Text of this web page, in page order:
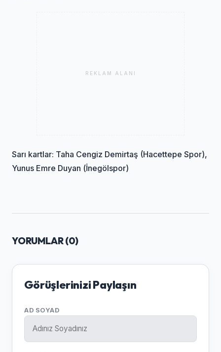
REKLAM ALANI
Sarı kartlar: Taha Cengiz Demirtaş (Hacettepe Spor),
Yunus Emre Duyan (İnegölspor)
YORUMLAR (0)
Görüşlerinizi Paylaşın
AD SOYAD